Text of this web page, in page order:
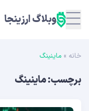
وبلاگ ارزینجا
خانه » ماینینگ
برچسب:ماینینگ